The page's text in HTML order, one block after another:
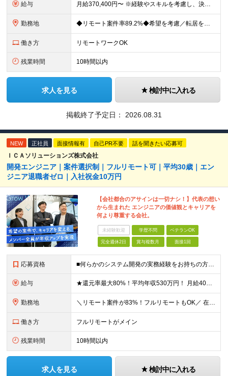
給与 月給370,400円〜 ※経験やスキルを考慮し、決定いたします ※上記金額には固定残業代（30時間分/70,400円～）を含みます。超過分は別途全額支給いたします ※試用期間6カ月あり（期間中の給与・
勤務地 ◆リモート案件率89.2%◆希望を考慮／転居を伴う転勤なし 一都三県のクライアント先＋在宅勤務（案件により異なります） 【本社】東京都千代田区内幸町2-2-3 日比谷国際ビル3F (変更の範囲)上
働き方 リモートワークOK
残業時間 10時間以内
求人を見る 検討中に入れる
掲載終了予定日： 2026.08.31
NEW 正社員 面接情報有 自己PR不要 話を聞きたい応募可
ＩＣＡソリューションズ株式会社
開発エンジニア｜案件選択制｜フルリモート可｜平均30歳｜エン
ジニア退職者ゼロ｜入社祝金10万円
【会社都合のアサインは一切ナシ！】代表の想い
から生まれた エンジニアの価値観とキャリアを
何より尊重する会社。
未経験歓迎 学歴不問 ベテランOK
完全週休2日 賞与複数月 面接1回
応募資格 ■何らかのシステム開発の実務経験をお持ちの方(3年以上) ■学歴不問 ≪こんな方にピッタリ≫ □ スキルや経験に見合う正当な収入を得たい □ PGからSEへのステップアップなど上流工程に挑戦したい
給与 ★還元率最大80%！平均年収530万円！ 月給40万円～60万円＋業績賞与 想定年収：年収500万円～800万円 ※スキルや経験、担当案件により変動します。 ◎スキルや経験を考慮し、優遇します
勤務地 ＼リモート案件が83%！フルリモートもOK／ 在宅勤務、または東京、神奈川、埼玉、千葉のプロジェクト先 ★リモート率83%！フルリモート案件も多数！ ★転居を伴う転勤はありません ■本社 東京都港区
働き方 フルリモートがメイン
残業時間 10時間以内
求人を見る 検討中に入れる